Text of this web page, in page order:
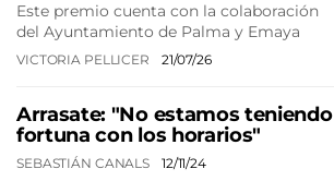
Este premio cuenta con la colaboración
del Ayuntamiento de Palma y Emaya
VICTORIA PELLICER 21/07/26
Arrasate: "No estamos teniendo
fortuna con los horarios"
SEBASTIÁN CANALS 12/11/24